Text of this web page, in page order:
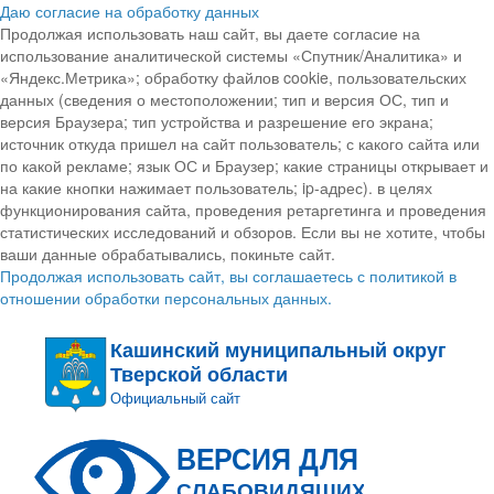
Даю согласие на обработку данных
Продолжая использовать наш сайт, вы даете согласие на
использование аналитической системы «Спутник/Аналитика» и
«Яндекс.Метрика»; обработку файлов cookie, пользовательских
данных (сведения о местоположении; тип и версия ОС, тип и
версия Браузера; тип устройства и разрешение его экрана;
источник откуда пришел на сайт пользователь; с какого сайта или
по какой рекламе; язык ОС и Браузер; какие страницы открывает и
на какие кнопки нажимает пользователь; ip-адрес). в целях
функционирования сайта, проведения ретаргетинга и проведения
статистических исследований и обзоров. Если вы не хотите, чтобы
ваши данные обрабатывались, покиньте сайт.
Продолжая использовать сайт, вы соглашаетесь с политикой в
отношении обработки персональных данных.